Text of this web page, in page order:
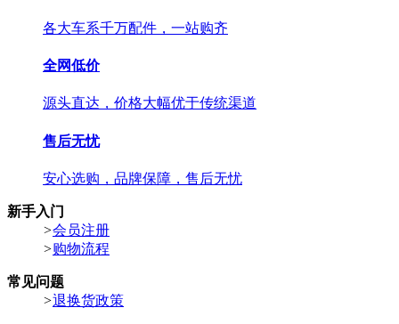
各大车系千万配件，一站购齐
全网低价
源头直达，价格大幅优于传统渠道
售后无忧
安心选购，品牌保障，售后无忧
新手入门
>会员注册
>购物流程
常见问题
>退换货政策